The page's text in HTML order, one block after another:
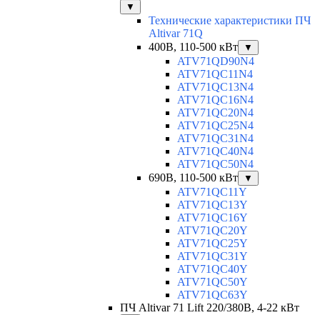
▼
Технические характеристики ПЧ
Altivar 71Q
400В, 110-500 кВт
▼
ATV71QD90N4
ATV71QC11N4
ATV71QC13N4
ATV71QC16N4
ATV71QC20N4
ATV71QC25N4
ATV71QC31N4
ATV71QC40N4
ATV71QC50N4
690В, 110-500 кВт
▼
ATV71QC11Y
ATV71QC13Y
ATV71QC16Y
ATV71QC20Y
ATV71QC25Y
ATV71QC31Y
ATV71QC40Y
ATV71QC50Y
ATV71QC63Y
ПЧ Altivar 71 Lift 220/380В, 4-22 кВт